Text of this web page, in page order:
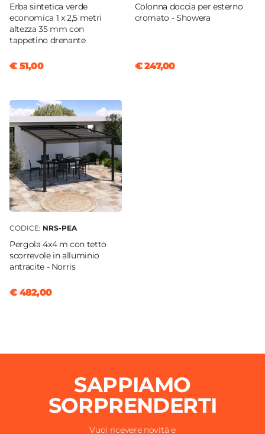
Erba sintetica verde
economica 1 x 2,5 metri
altezza 35 mm con
tappetino drenante
€ 51,00
Colonna doccia per esterno
cromato - Showera
€ 247,00
CODICE: NRS-PEA
Pergola 4x4 m con tetto
scorrevole in alluminio
antracite - Norris
€ 482,00
SAPPIAMO
SORPRENDERTI
Vuoi ricevere novità e